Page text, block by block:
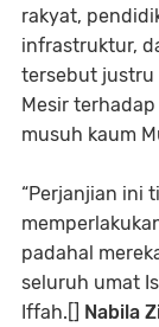
rakyat,
infrastruktur,
tersebut justru
Mesir
musuh kaum
“Perjanjian ini
padahal
seluruh umat
Iffah.[] Nabila